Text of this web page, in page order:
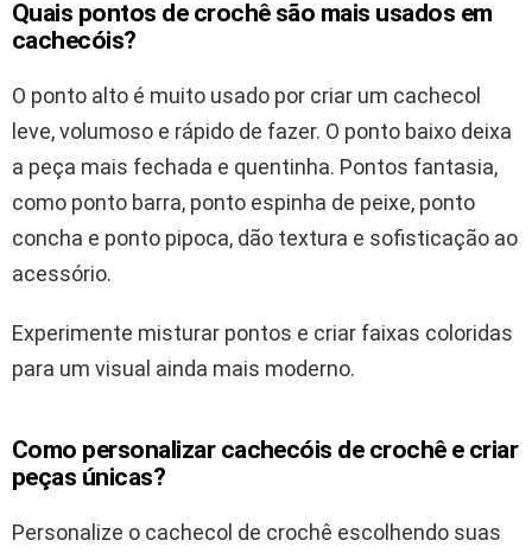
Quais pontos de crochê são mais usados em
cachecóis?
O ponto alto é muito usado por criar um cachecol
leve, volumoso e rápido de fazer. O ponto baixo deixa
a peça mais fechada e quentinha. Pontos fantasia,
como ponto barra, ponto espinha de peixe, ponto
concha e ponto pipoca, dão textura e sofisticação ao
acessório.
Experimente misturar pontos e criar faixas coloridas
para um visual ainda mais moderno.
Como personalizar cachecóis de crochê e criar
peças únicas?
Personalize o cachecol de crochê escolhendo suas